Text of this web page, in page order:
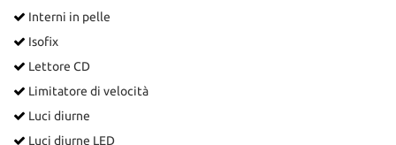
Interni in pelle
Isofix
Lettore CD
Limitatore di velocità
Luci diurne
Luci diurne LED